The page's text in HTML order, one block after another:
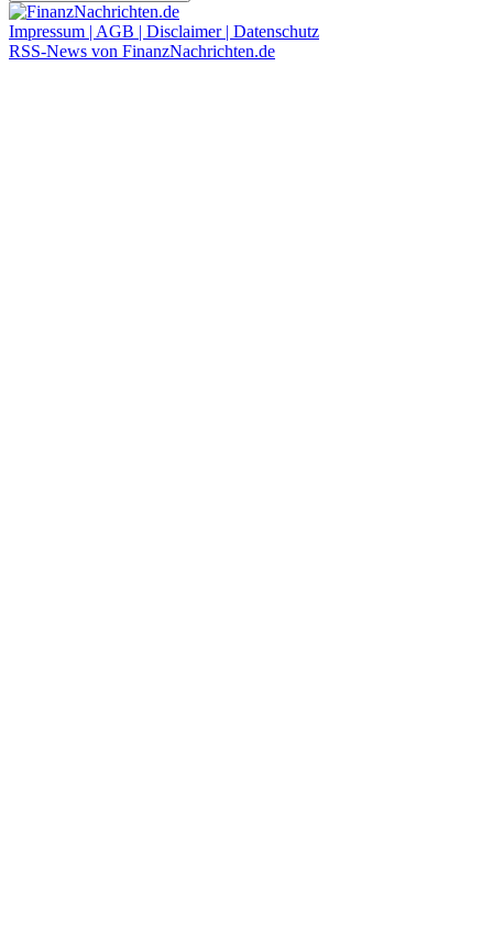
Impressum | AGB | Disclaimer | Datenschutz
RSS-News von FinanzNachrichten.de